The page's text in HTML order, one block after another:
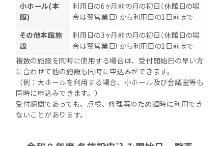
小ホール(本
館)
利用日の6ヶ月前の月の初日（休館日の場
合は翌営業日）から利用日の1日前まで
その他本館施
設
利用日の3ヶ月前の月の初日（休館日の場
合は翌営業日）から利用日の1日前まで
複数の施設を同時に使用する場合は、受付開始日の早い方
に合わせて他の施設も同時に申込みができます。
（例：大ホールを利用する場合、小ホール及び会議室等も
同時に申込みできます。）
受付期間であっても、点検、修理等のため臨時に利用でき
ないことがあります。